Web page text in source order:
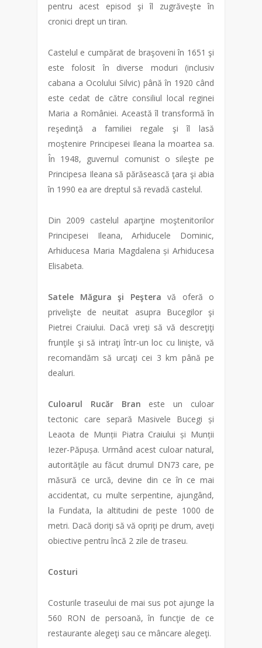
pentru acest episod şi îl zugrăveşte în
cronici drept un tiran.
Castelul e cumpărat de braşoveni în 1651 şi
este folosit în diverse moduri (inclusiv
cabana a Ocolului Silvic) până în 1920 când
este cedat de către consiliul local reginei
Maria a României. Această îl transformă în
reşedinţă a familiei regale şi îl lasă
moştenire Principesei Ileana la moartea sa.
În 1948, guvernul comunist o sileşte pe
Principesa Ileana să părăsească ţara şi abia
în 1990 ea are dreptul să revadă castelul.
Din 2009 castelul aparţine moştenitorilor
Principesei Ileana, Arhiducele Dominic,
Arhiducesa Maria Magdalena și Arhiducesa
Elisabeta.
Satele Măgura şi Peştera vă oferă o
privelişte de neuitat asupra Bucegilor şi
Pietrei Craiului. Dacă vreţi să vă descreţiţi
frunţile şi să intraţi într-un loc cu linişte, vă
recomandăm să urcaţi cei 3 km până pe
dealuri.
Culoarul Rucăr Bran este un culoar
tectonic care separă Masivele Bucegi și
Leaota de Munții Piatra Craiului și Munții
Iezer-Păpușa. Urmând acest culoar natural,
autorităţile au făcut drumul DN73 care, pe
măsură ce urcă, devine din ce în ce mai
accidentat, cu multe serpentine, ajungând,
la Fundata, la altitudini de peste 1000 de
metri. Dacă doriţi să vă opriţi pe drum, aveţi
obiective pentru încă 2 zile de traseu.
Costuri
Costurile traseului de mai sus pot ajunge la
560 RON de persoană, în funcţie de ce
restaurante alegeţi sau ce mâncare alegeţi.